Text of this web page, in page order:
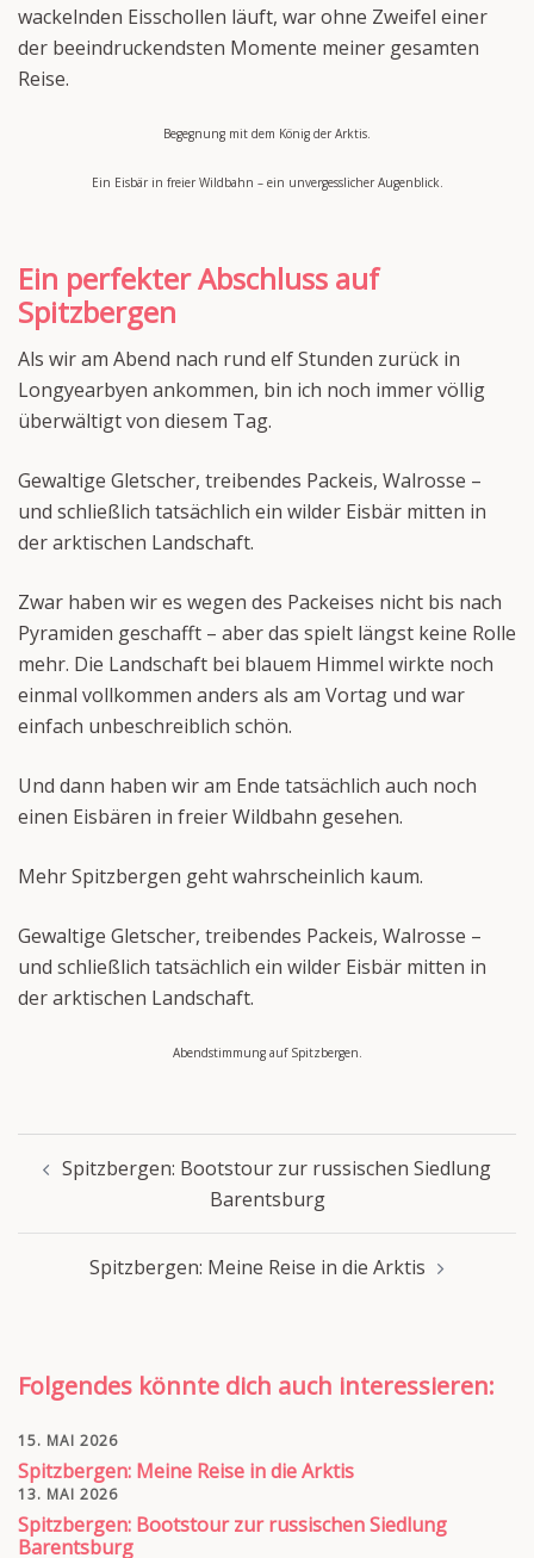
wackelnden Eisschollen läuft, war ohne Zweifel einer
der beeindruckendsten Momente meiner gesamten
Reise.
Begegnung mit dem König der Arktis.
Ein Eisbär in freier Wildbahn – ein unvergesslicher Augenblick.
Ein perfekter Abschluss auf
Spitzbergen
Als wir am Abend nach rund elf Stunden zurück in
Longyearbyen ankommen, bin ich noch immer völlig
überwältigt von diesem Tag.
Gewaltige Gletscher, treibendes Packeis, Walrosse –
und schließlich tatsächlich ein wilder Eisbär mitten in
der arktischen Landschaft.
Zwar haben wir es wegen des Packeises nicht bis nach
Pyramiden geschafft – aber das spielt längst keine Rolle
mehr. Die Landschaft bei blauem Himmel wirkte noch
einmal vollkommen anders als am Vortag und war
einfach unbeschreiblich schön.
Und dann haben wir am Ende tatsächlich auch noch
einen Eisbären in freier Wildbahn gesehen.
Mehr Spitzbergen geht wahrscheinlich kaum.
Gewaltige Gletscher, treibendes Packeis, Walrosse –
und schließlich tatsächlich ein wilder Eisbär mitten in
der arktischen Landschaft.
Abendstimmung auf Spitzbergen.
Beitragsnavigation
Spitzbergen: Bootstour zur russischen Siedlung
Barentsburg
Spitzbergen: Meine Reise in die Arktis
Folgendes könnte dich auch interessieren:
15. MAI 2026
Spitzbergen: Meine Reise in die Arktis
13. MAI 2026
Spitzbergen: Bootstour zur russischen Siedlung
Barentsburg